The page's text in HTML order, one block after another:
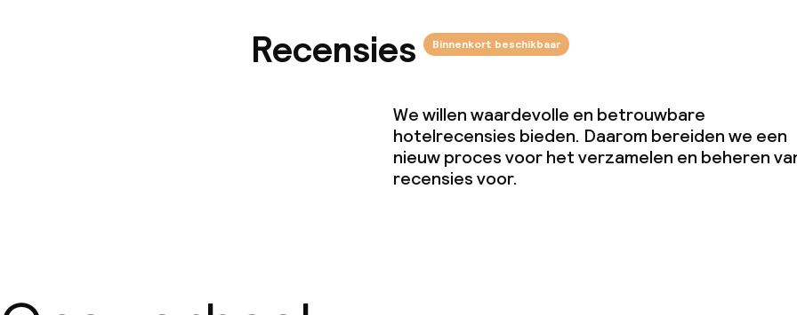
Recensies Binnenkort beschikbaar
We willen waardevolle en betrouwbare
hotelrecensies bieden. Daarom bereiden we een
nieuw proces voor het verzamelen en beheren
recensies voor.